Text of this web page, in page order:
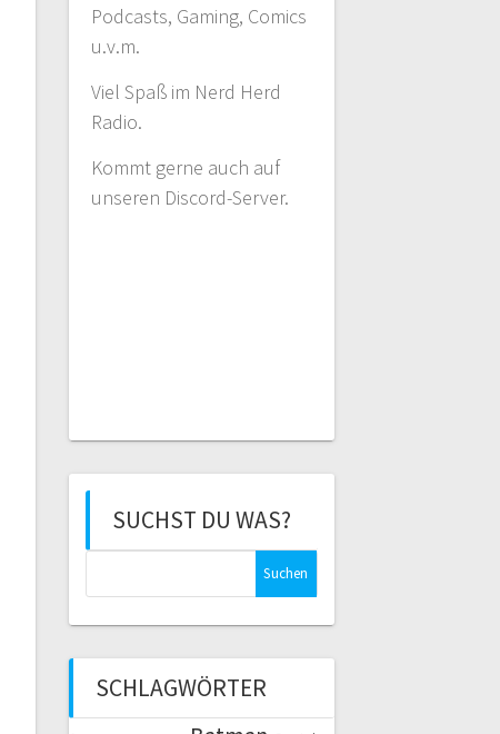
Podcasts, Gaming, Comics
u.v.m.
Viel Spaß im Nerd Herd
Radio.
Kommt gerne auch auf
unseren Discord-Server.
SUCHST DU WAS?
SCHLAGWÖRTER